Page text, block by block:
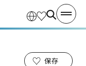
保存